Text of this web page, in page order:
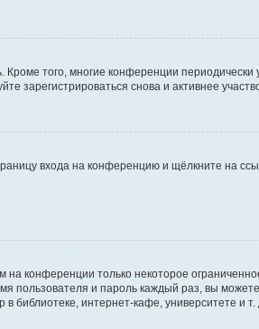
того, многие конференции
снова и активнее
входа на конференцию и щёлкните на
на конференции только некоторое
пользователя и пароль каждый раз, вы
интернет-кафе, университете и т.